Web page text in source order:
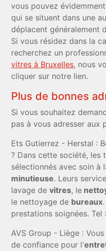
vous pouvez
qui se situent dans une
déplacent généralement
Si vous résidez dans la
recherchez un
vitres à Bruxelles, nous
cliquer sur notre lien.
Plus de bonnes
Si vous souhaitez
pas à vous adresser aux
Ets Gutierrez - Herstal :
? Dans cette société, les
sélectionnés avec soin à
minutieuse. Leurs
lavage devitres, le
le nettoyage de bureaux
prestations soignées.
AVS Group - Liège :
de confiance pour l'